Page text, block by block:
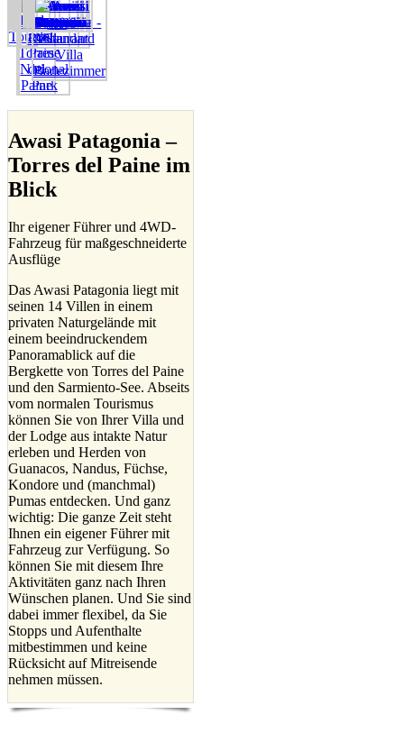
Awasi Patagonia –
Torres del Paine im
Blick
Ihr eigener Führer und 4WD-
Fahrzeug für maßgeschneiderte
Ausflüge
Das Awasi Patagonia liegt mit
seinen 14 Villen in einem
privaten Naturgelände mit
einem beeindruckendem
Panoramablick auf die
Bergkette von Torres del Paine
und den Sarmiento-See. Abseits
vom normalen Tourismus
können Sie von Ihrer Villa und
der Lodge aus intakte Natur
erleben und Herden von
Guanacos, Nandus, Füchse,
Kondore und (manchmal)
Pumas entdecken. Und ganz
wichtig: Die ganze Zeit steht
Ihnen ein eigener Führer mit
Fahrzeug zur Verfügung. So
können Sie mit diesem Ihre
Aktivitäten ganz nach Ihren
Wünschen planen. Und Sie sind
dabei immer flexibel, da Sie
Stopps und Aufenthalte
mitbestimmen und keine
Rücksicht auf Mitreisende
nehmen müssen.